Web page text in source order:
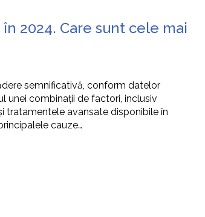
2024. Care sunt cele mai
semnificativă, conform datelor
unei combinații de factori, inclusiv
tratamentele avansate disponibile în
cauze…